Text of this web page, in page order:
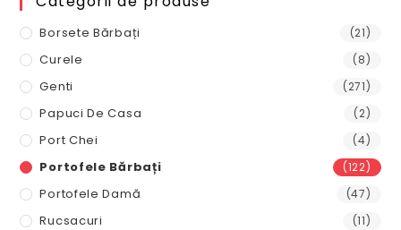
Borsete Bărbați (21)
Curele (8)
Genti (271)
Papuci De Casa (2)
Port Chei (4)
Portofele Bărbați (122)
Portofele Damă (47)
Rucsacuri (11)